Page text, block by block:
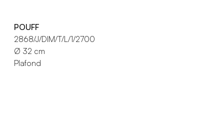
POUFF
2868/J/DIM/T/L/1/2700
Ø 32 cm
Plafond